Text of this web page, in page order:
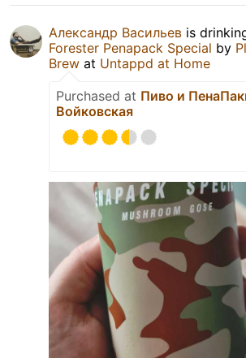
Александр Васильев is
Forester Penapack Special by
Brew at Untappd at Home
Purchased at Пиво и
Войковская